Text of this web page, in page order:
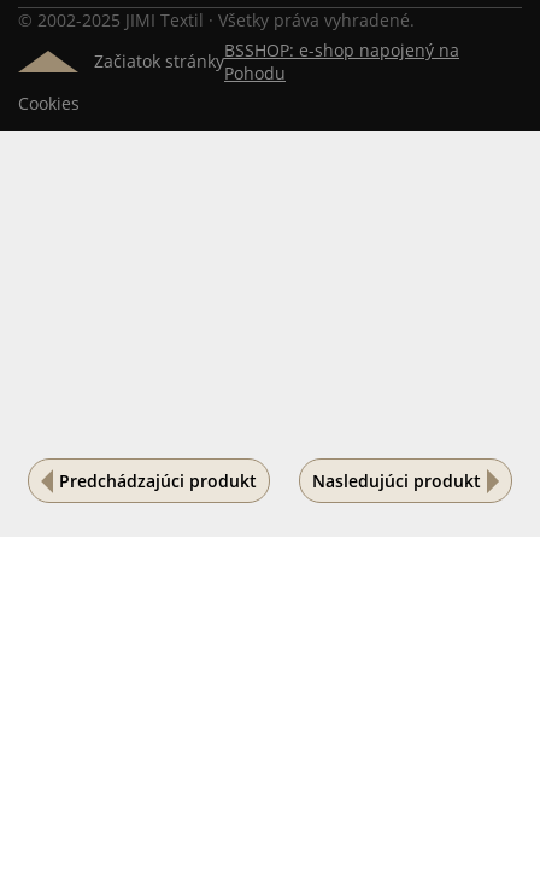
Predchádzajúci produkt Nasledujúci produkt
© 2002-2025 JIMI Textil · Všetky práva vyhradené.
Začiatok stránkyBSSHOP: e-shop napojený na
Pohodu
Cookies